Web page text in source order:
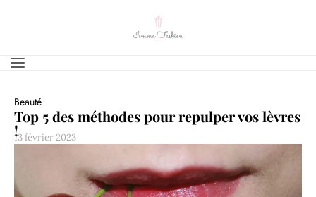
Beauté
Top 5 des méthodes pour repulper vos lèvres
!
13 février 2023